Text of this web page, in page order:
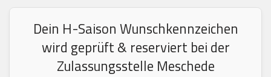
Dein H-Saison Wunschkennzeichen
wird geprüft & reserviert bei der
Zulassungsstelle Meschede